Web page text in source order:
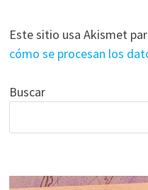
Este sitio usa Akismet
cómo se procesan los
Buscar